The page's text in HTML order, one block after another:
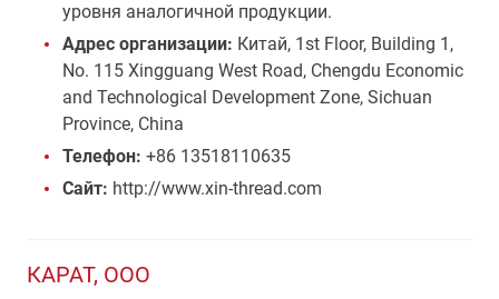
уровня аналогичной продукции.
Адрес организации: Китай, 1st Floor, Building 1,
No. 115 Xingguang West Road, Chengdu Economic
and Technological Development Zone, Sichuan
Province, China
Телефон: +86 13518110635
Сайт: http://www.xin-thread.com
КАРАТ, ООО